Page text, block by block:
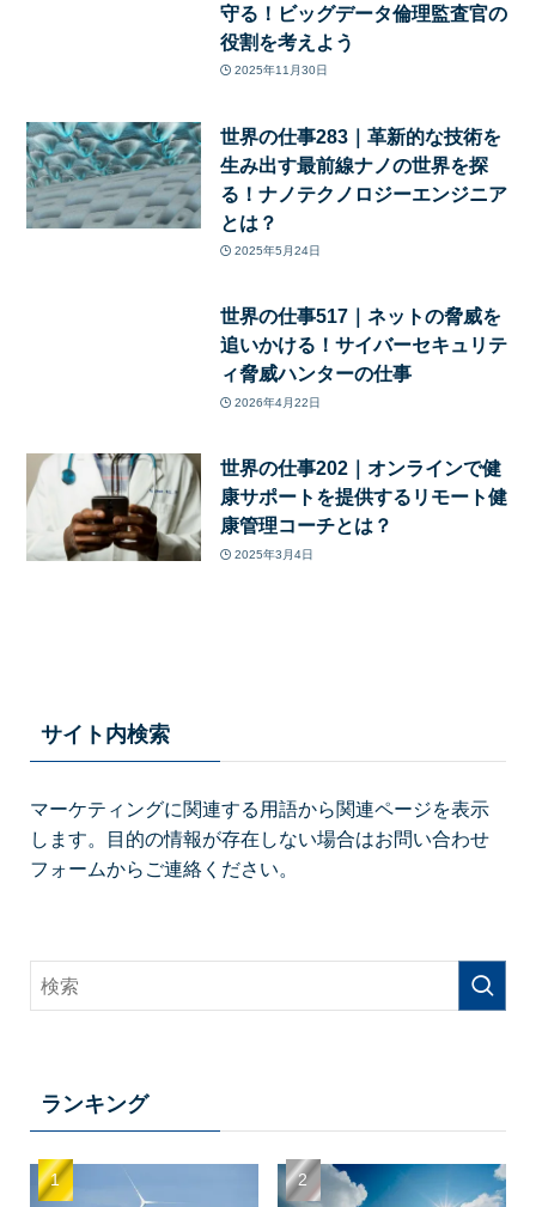
守る！ビッグデータ倫理監査官の
役割を考えよう
2025年11月30日
世界の仕事283｜革新的な技術を
生み出す最前線ナノの世界を探
る！ナノテクノロジーエンジニア
とは？
2025年5月24日
世界の仕事517｜ネットの脅威を
追いかける！サイバーセキュリテ
ィ脅威ハンターの仕事
2026年4月22日
世界の仕事202｜オンラインで健
康サポートを提供するリモート健
康管理コーチとは？
2025年3月4日
サイト内検索
マーケティングに関連する用語から関連ページを表示
します。目的の情報が存在しない場合はお問い合わせ
フォームからご連絡ください。
ランキング